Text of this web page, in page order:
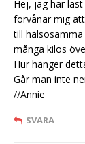
Hej, jag har
förvånar mig
till
många kilos
Hur hänger
Går man inte
//Annie
SVARA